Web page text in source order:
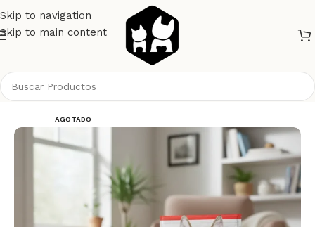
Skip to navigation
Skip to main content
AGOTADO